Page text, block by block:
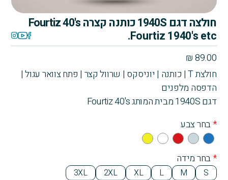
חולצה דגם 1940S כותנה קצרה Fourtiz 40's
Fourtiz 1940's etc.
₪89.00
חולצת T | כותנה | יוניסקס | שרוול קצר | פתח צוואר עגול |
הדפסה מלפנים
דגם 1940S מבית המותג Fourtiz 40's
*בחר צבע
Blu
e
Gra
Re
Whi
Yell
*בחר מידה
S
M
L
XL
2XL
3XL